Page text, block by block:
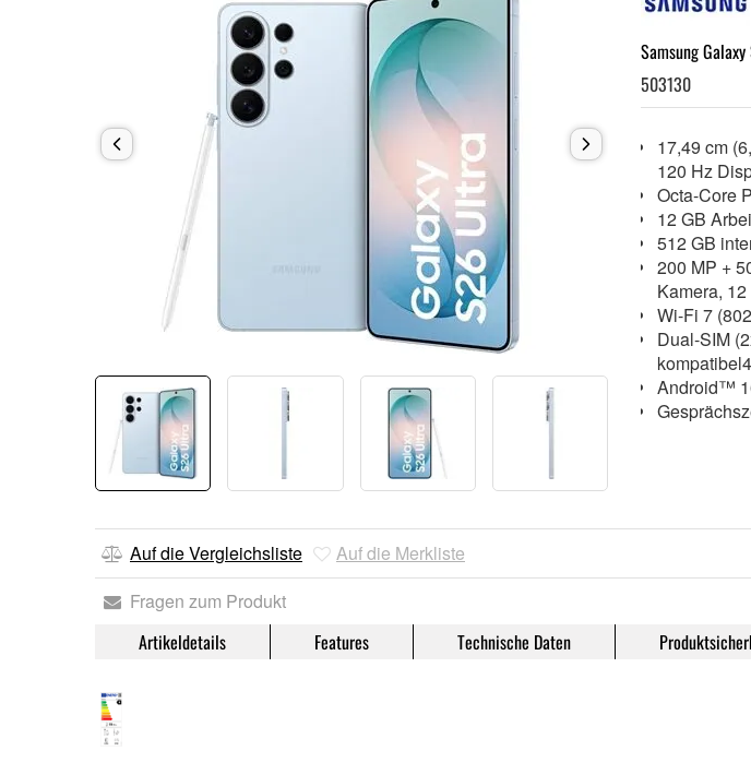
Samsung
503130
17,49 cm
120 Hz
Octa-Core
12 GB
512 GB
200 MP +
Kamera,
Wi-Fi 7
Dual-SIM
Android™
Auf die Vergleichsliste
Auf die Merkliste
Fragen zum Produkt
Artikeldetails Features Technische Daten